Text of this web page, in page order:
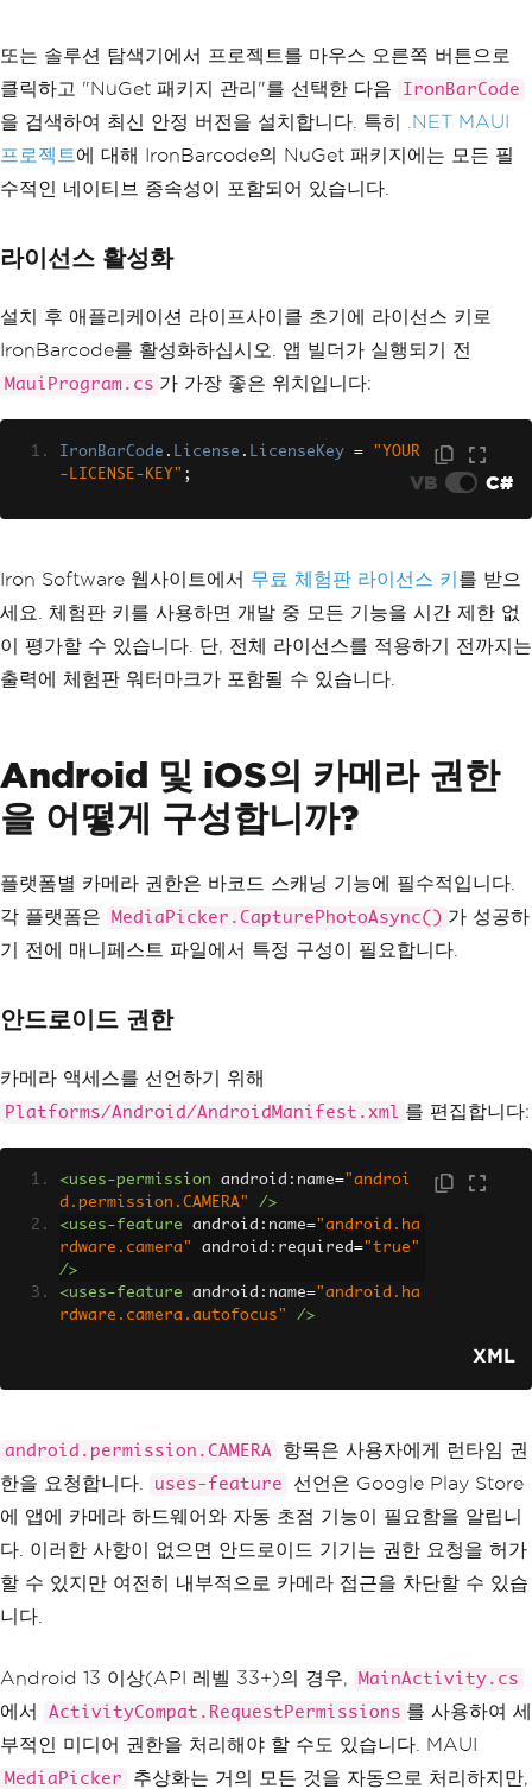
또는 솔루션 탐색기에서 프로젝트를 마우스 오른쪽 버튼으로
클릭하고 "NuGet 패키지 관리"를 선택한 다음
IronBarCode
을 검색하여 최신 안정 버전을 설치합니다. 특히
.NET MAUI
프로젝트에 대해 IronBarcode의 NuGet 패키지에는 모든 필
수적인 네이티브 종속성이 포함되어 있습니다.
라이선스 활성화
설치 후 애플리케이션 라이프사이클 초기에 라이선스 키로
IronBarcode를 활성화하십시오. 앱 빌더가 실행되기 전
MauiProgram.cs 가 가장 좋은 위치입니다:
IronBarCode . License . LicenseKey =
"YOUR
-LICENSE-KEY" ; VB C#
Iron Software 웹사이트에서 무료 체험판 라이선스 키 를 받으
세요. 체험판 키를 사용하면 개발 중 모든 기능을 시간 제한 없
이 평가할 수 있습니다. 단, 전체 라이선스를 적용하기 전까지는
출력에 체험판 워터마크가 포함될 수 있습니다.
Android 및 iOS의 카메라 권한
을 어떻게 구성합니까?
플랫폼별 카메라 권한은 바코드 스캐닝 기능에 필수적입니다.
각 플랫폼은
MediaPicker.CapturePhotoAsync() 가 성공하
기 전에 매니페스트 파일에서 특정 구성이 필요합니다.
안드로이드 권한
카메라 액세스를 선언하기 위해
Platforms/Android/AndroidManifest.xml 를 편집합니다:
<uses-permission android:name="androi
d.permission.CAMERA"
/>
<uses-feature
android:name="android.ha
rdware.camera"
android:required="true"
/>
<uses-feature
android:name="android.ha
rdware.camera.autofocus"
/>
XML
android.permission.CAMERA
항목은 사용자에게 런타임 권
한을 요청합니다.
uses-feature
선언은 Google Play Store
에 앱에 카메라 하드웨어와 자동 초점 기능이 필요함을 알립니
다. 이러한 사항이 없으면 안드로이드 기기는 권한 요청을 허가
할 수 있지만 여전히 내부적으로 카메라 접근을 차단할 수 있습
니다.
Android 13 이상(API 레벨 33+)의 경우, MainActivity.cs
에서 ActivityCompat.RequestPermissions 를 사용하여 세
부적인 미디어 권한을 처리해야 할 수도 있습니다. MAUI
MediaPicker
추상화는 거의 모든 것을 자동으로 처리하지만,